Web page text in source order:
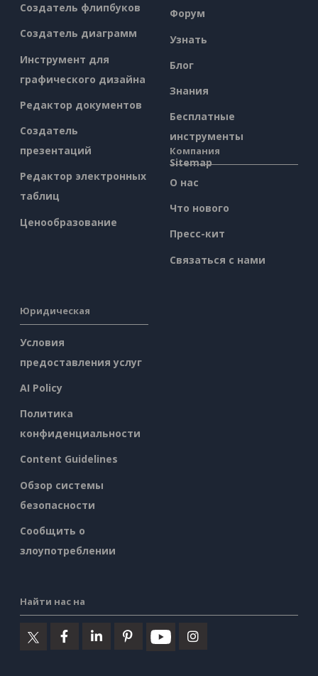
Создатель флипбуков
Создатель диаграмм
Инструмент для
графического дизайна
Редактор документов
Создатель
презентаций
Редактор электронных
таблиц
Ценообразование
Форум
Узнать
Блог
Знания
Бесплатные
инструменты
Sitemap
Компания
О нас
Что нового
Пресс-кит
Связаться с нами
Юридическая
Условия
предоставления услуг
AI Policy
Политика
конфиденциальности
Content Guidelines
Обзор системы
безопасности
Сообщить о
злоупотреблении
Найти нас на